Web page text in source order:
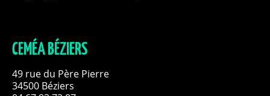
CEMÉA BÉZIERS
49 rue du Père Pierre
34500 Béziers